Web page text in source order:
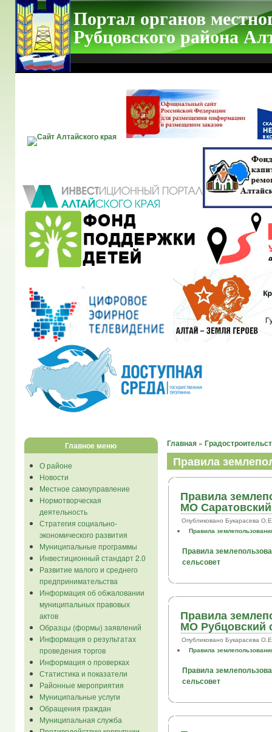
Портал органов
Рубцовского района
Главное меню
О районе
Новости
Местное самоуправление
Нормотворческая
деятельность
Стратегия социально-
экономического развития
Муниципальные программы
Инвестиционный стандарт 2.0
Развитие малого и среднего
предпринимательства
Информация об обжаловании
муниципальных правовых
актов
Образцы (формы) заявлений
Информация о результатах
проведения торгов
Информация о проверках
Статистика и показатели
Районные мероприятия
Муниципальные услуги
Обращения граждан
Муниципальная служба
Главная»
Правила
Правила
МО
Опубликовано Букарасева
Правила
Правила
сельсовет
Правила
МО Рубцовский
Опубликовано Букарасева
Правила
Правила
сельсовет